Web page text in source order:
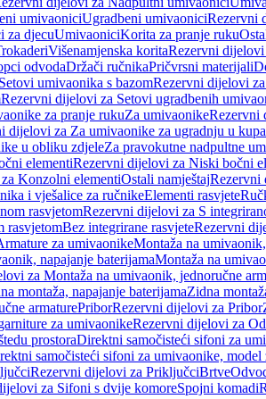
umivaoniciUgradbeni umivaoniciRezervni
za djecuUmivaoniciKorita za pranje ruku
Višenamjenska koritaRezervni dijelovi
odvodaDržači ručnikaPričvrsni materijali
Setovi umivaonika s bazomRezervni dijelovi
Rezervni dijelovi za Setovi ugradbenih
za pranje rukuZa umivaonikeRezervni
dijelovi za Za umivaonike za ugradnju u
u obliku zdjeleZa pravokutne nadpultne
elementiRezervni dijelovi za Niski bočni
Konzolni elementiOstali namještajRezervni
i vješalice za ručnikeElementi rasvjete
rasvjetomRezervni dijelovi za S
rasvjetomBez integrirane rasvjeteRezervni
za umivaonikeMontaža na
napajanje baterijamaMontaža na
za Montaža na umivaonik, jednoručne
montaža, napajanje baterijamaZidna
armaturePriborRezervni dijelovi za Pribor
za umivaonikeRezervni dijelovi za
prostoraDirektni samočisteći sifoni za
samočisteći sifoni za umivaonike, model
Rezervni dijelovi za PriključciBrtve
za Sifoni s dvije komoreSpojni komadi